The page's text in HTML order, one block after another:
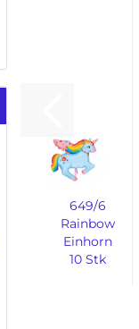
649/6
Rainbow
Einhorn
10 Stk